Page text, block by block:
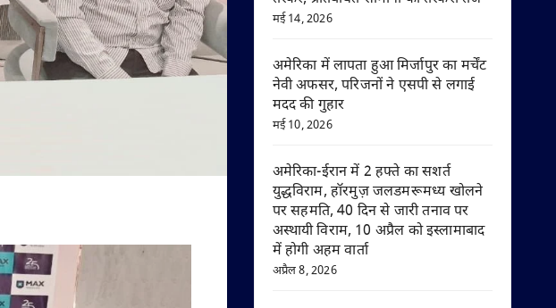
मई 14, 2026
अमेरिका में लापता हुआ मिर्जापुर का मर्चेंट
नेवी अफसर, परिजनों ने एसपी से लगाई
मदद की गुहार
मई 10, 2026
अमेरिका-ईरान में 2 हफ्ते का सशर्त
युद्धविराम, हॉरमुज़ जलडमरूमध्य खोलने
पर सहमति, 40 दिन से जारी तनाव पर
अस्थायी विराम, 10 अप्रैल को इस्लामाबाद
में होगी अहम वार्ता
अप्रैल 8, 2026